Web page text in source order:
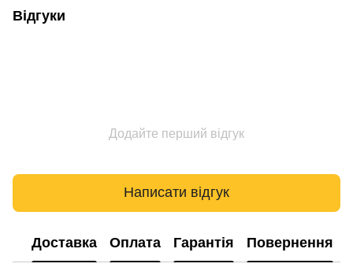
Відгуки
Додайте перший відгук
Написати відгук
Доставка Оплата Гарантія Повернення